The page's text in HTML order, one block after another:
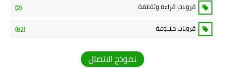
قروبات قراءة وثقاتفة (2)
قروبات متنوعة (82)
نموذج الاتصال